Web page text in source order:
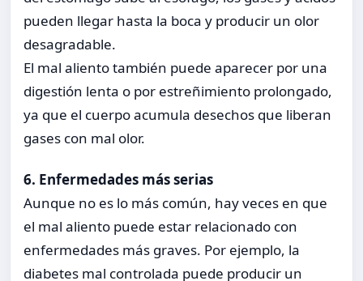
pueden llegar hasta la boca y producir un olor
desagradable.
El mal aliento también puede aparecer por una
digestión lenta o por estreñimiento prolongado,
ya que el cuerpo acumula desechos que liberan
gases con mal olor.
6. Enfermedades más serias
Aunque no es lo más común, hay veces en que
el mal aliento puede estar relacionado con
enfermedades más graves. Por ejemplo, la
diabetes mal controlada puede producir un